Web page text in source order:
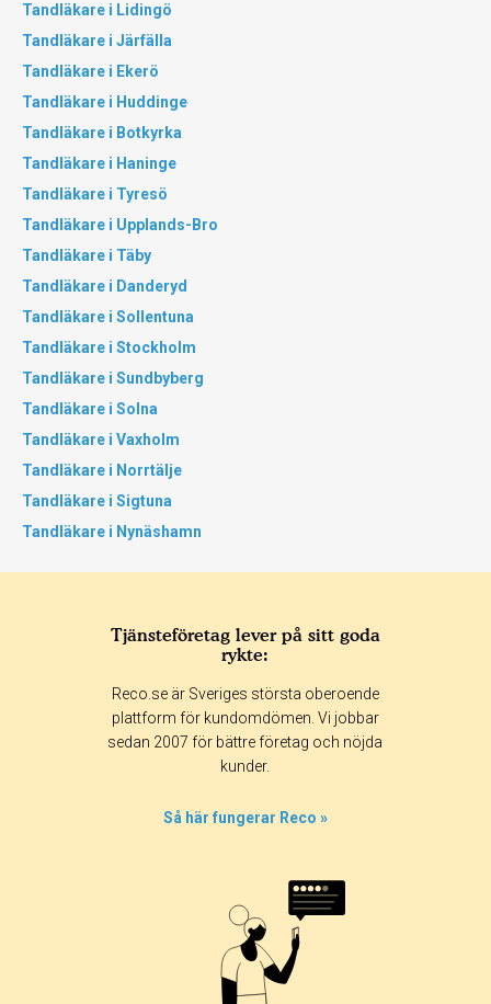
Tandläkare i Lidingö
Tandläkare i Järfälla
Tandläkare i Ekerö
Tandläkare i Huddinge
Tandläkare i Botkyrka
Tandläkare i Haninge
Tandläkare i Tyresö
Tandläkare i Upplands-Bro
Tandläkare i Täby
Tandläkare i Danderyd
Tandläkare i Sollentuna
Tandläkare i Stockholm
Tandläkare i Sundbyberg
Tandläkare i Solna
Tandläkare i Vaxholm
Tandläkare i Norrtälje
Tandläkare i Sigtuna
Tandläkare i Nynäshamn
Tjänsteföretag lever på sitt goda
rykte:
Reco.se är Sveriges största oberoende
plattform för kundomdömen. Vi jobbar
sedan 2007 för bättre företag och nöjda
kunder.
Så här fungerar Reco »